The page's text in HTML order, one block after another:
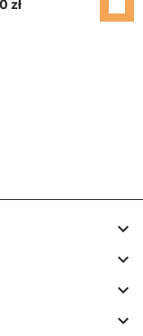
zł



